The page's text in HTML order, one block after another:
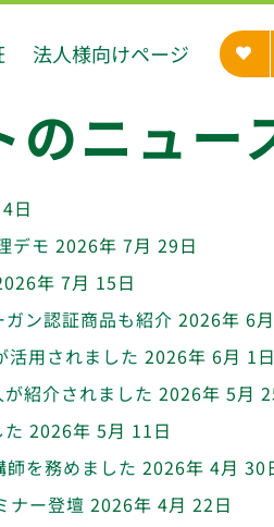
法人様向けページ
ニュー
日
デモ 2026年 7月 29日
年 7月 15日
ン認証商品も紹介 2026年 6
活用されました 2026年 6月 1日
紹介されました 2026年 5月
2026年 5月 11日
を務めました 2026年 4月 30
ナー登壇 2026年 4月 22日